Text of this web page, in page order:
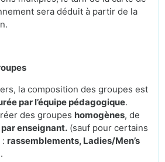
sera déduit à partir de la
la composition des groupes est
par l’équipe pédagogique.
des groupes homogènes, de
enseignant. (sauf pour certains
rassemblements, Ladies/Men’s